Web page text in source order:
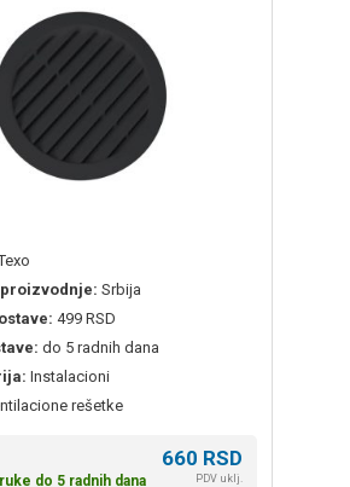
Srbija
499 RSD
do 5 radnih dana
Instalacioni
rešetke
do 5 radnih dana
660 RSD
PDV uklj.